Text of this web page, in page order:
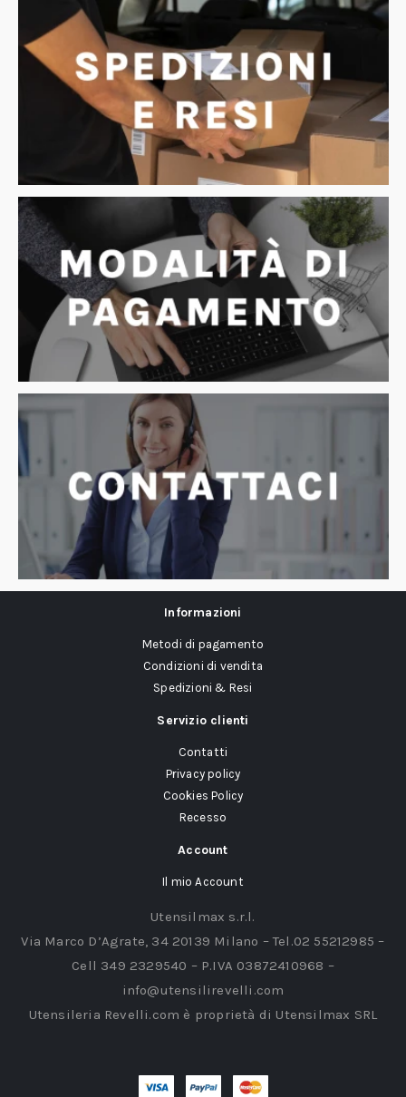
Informazioni
Metodi di pagamento
Condizioni di vendita
Spedizioni & Resi
Servizio clienti
Contatti
Privacy policy
Cookies Policy
Recesso
Account
Il mio Account
Utensilmax s.r.l.
Via Marco D’Agrate, 34 20139 Milano – Tel.02 55212985 –
Cell 349 2329540 – P.IVA 03872410968 –
info@utensilirevelli.com
Utensileria Revelli.com è proprietà di Utensilmax SRL